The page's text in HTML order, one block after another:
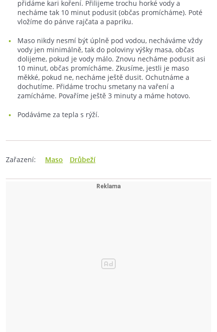
přidáme kari koření. Přilijeme trochu horké vody a
necháme tak 10 minut podusit (občas promícháme). Poté
vložíme do pánve rajčata a papriku.
Maso nikdy nesmí být úplně pod vodou, necháváme vždy
vody jen minimálně, tak do poloviny výšky masa, občas
dolijeme, pokud je vody málo. Znovu necháme podusit asi
10 minut, občas promícháme. Zkusíme, jestli je maso
měkké, pokud ne, necháme ještě dusit. Ochutnáme a
dochutíme. Přidáme trochu smetany na vaření a
zamícháme. Povaříme ještě 3 minuty a máme hotovo.
Podáváme za tepla s rýží.
Zařazení: Maso Drůbeží